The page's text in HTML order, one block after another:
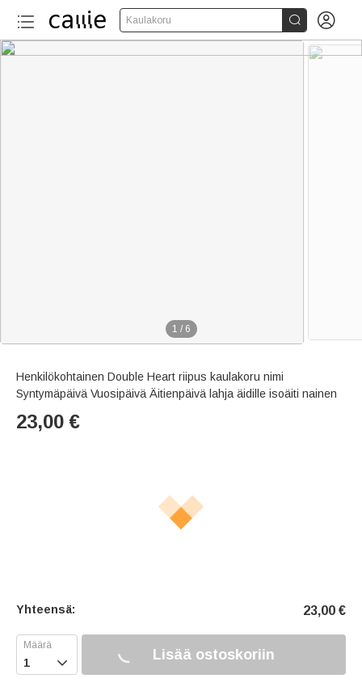
Kaulakoru  
1 / 6
Henkilökohtainen Double Heart riipus kaulakoru nimi
Syntymäpäivä Vuosipäivä Äitienpäivä lahja äidille isoäiti nainen
23,00 €
Yhteensä: 23,00 €
 Lisää ostoskoriin